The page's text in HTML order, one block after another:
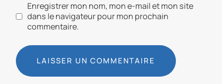
Enregistrer mon nom, mon e-mail et mon site
dans le navigateur pour mon prochain
commentaire.